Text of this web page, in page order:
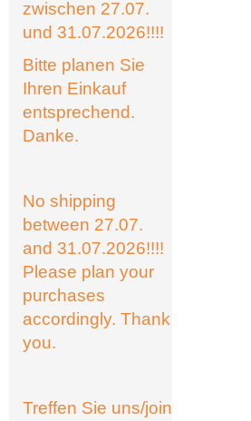
zwischen 27.07.
und 31.07.2026!!!!
Bitte planen Sie
Ihren Einkauf
entsprechend.
Danke.
No shipping
between 27.07.
and 31.07.2026!!!!
Please plan your
purchases
accordingly. Thank
you.
Treffen Sie uns/join